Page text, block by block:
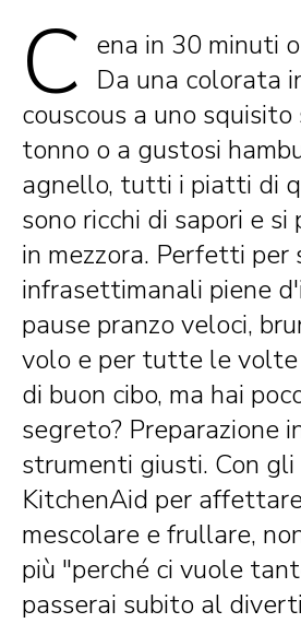
C ena in 30 minuti
Da una colorata
couscous a uno
tonno o a gustosi
agnello, tutti i piatti di
sono ricchi di sapori e si
in mezzora. Perfetti per
infrasettimanali piene
pause pranzo veloci,
volo e per tutte le volte
di buon cibo, ma hai
segreto? Preparazione
strumenti giusti. Con gli
KitchenAid per
mescolare e frullare,
più "perché ci vuole
passerai subito al